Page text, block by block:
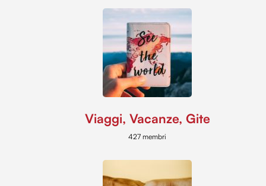
Viaggi, Vacanze, Gite
427 membri